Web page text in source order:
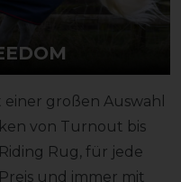
großen Auswahl
von Turnout bis
Rug, für jede
und immer mit